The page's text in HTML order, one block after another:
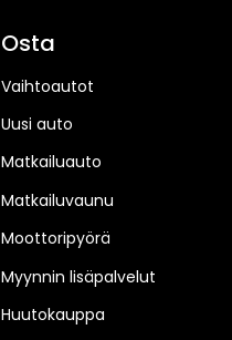
Osta
Vaihtoautot
Uusi auto
Matkailuauto
Matkailuvaunu
Moottoripyörä
Myynnin lisäpalvelut
Huutokauppa